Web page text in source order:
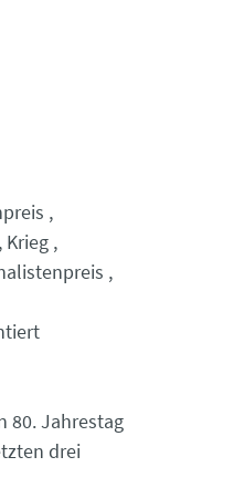
Krieg
80. Jahrestag
drei